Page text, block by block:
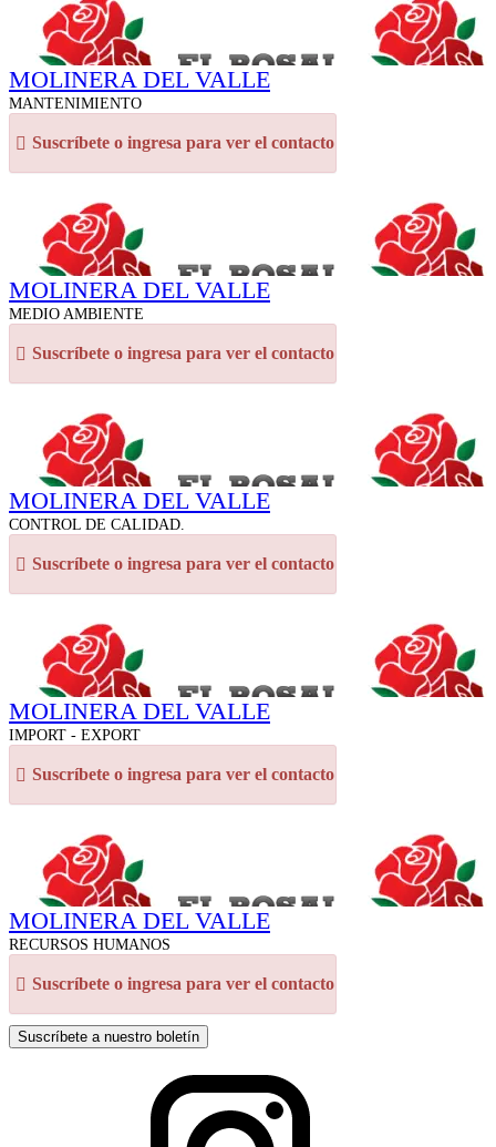
MOLINERA DEL VALLE
MANTENIMIENTO
Suscríbete o ingresa para ver el contacto
MOLINERA DEL VALLE
MEDIO AMBIENTE
Suscríbete o ingresa para ver el contacto
MOLINERA DEL VALLE
CONTROL DE CALIDAD.
Suscríbete o ingresa para ver el contacto
MOLINERA DEL VALLE
IMPORT - EXPORT
Suscríbete o ingresa para ver el contacto
MOLINERA DEL VALLE
RECURSOS HUMANOS
Suscríbete o ingresa para ver el contacto
Suscríbete a nuestro boletín